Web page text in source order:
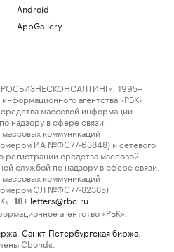
Android
AppGallery
1995–
агентства «РБК»
массовой информации
надзору в сфере связи,
коммуникаций
ИА №ФС77-63848) и сетевого
регистрации средства массовой
службой по надзору в сфере связи,
коммуникаций
ЭЛ №ФС77-82385)
18+ letters@rbc.ru
агентство «РБК».
Санкт-Петербургская биржа
Cbonds.